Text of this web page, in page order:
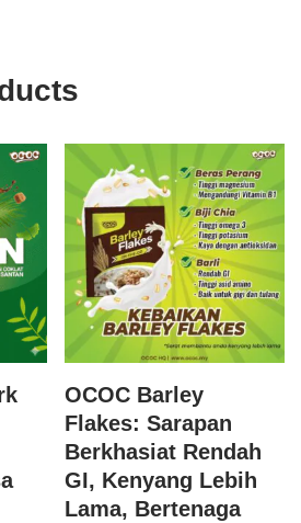
OCOC Barley
Flakes: Sarapan
Berkhasiat Rendah
GI, Kenyang Lebih
Lama, Bertenaga